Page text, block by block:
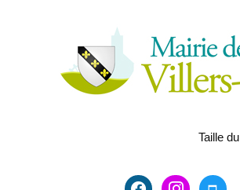
Taille
facebook2instagram